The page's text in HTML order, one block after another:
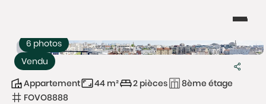
Vendu
6 photos
Appartement 44 m² 2 pièces
8ème étage
FOVO8888